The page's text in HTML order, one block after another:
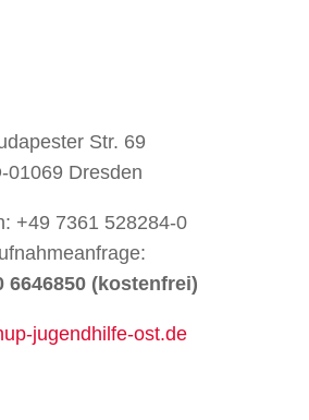
Str. 69
01069 Dresden
+49 7361 528284-0
6646850 (kostenfrei)
jugendhilfe-ost.de